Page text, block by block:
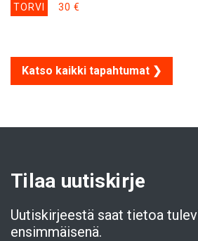
TORVI 30 €
Katso kaikki tapahtumat ❯
Tilaa uutiskirje
Uutiskirjeestä saat tietoa
ensimmäisenä.